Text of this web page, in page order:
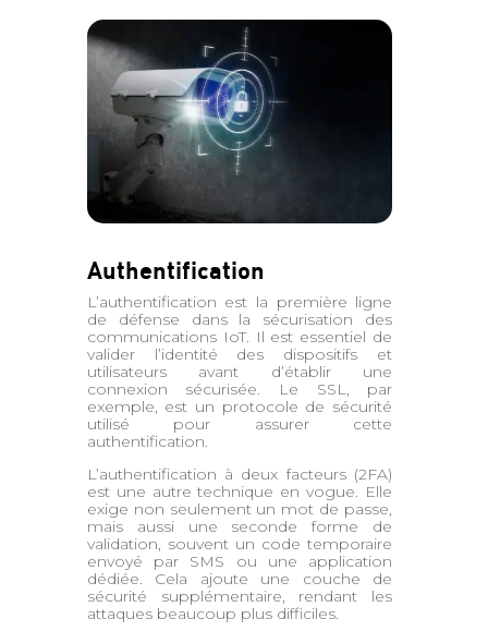
Authentification
L’authentification est la première ligne
de défense dans la sécurisation des
communications IoT. Il est essentiel de
valider l’identité des dispositifs et
utilisateurs avant d’établir une
connexion sécurisée. Le SSL, par
exemple, est un protocole de sécurité
utilisé pour assurer cette
authentification.
L’authentification à deux facteurs (2FA)
est une autre technique en vogue. Elle
exige non seulement un mot de passe,
mais aussi une seconde forme de
validation, souvent un code temporaire
envoyé par SMS ou une application
dédiée. Cela ajoute une couche de
sécurité supplémentaire, rendant les
attaques beaucoup plus difficiles.